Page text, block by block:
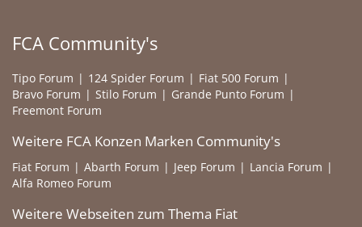
FCA Community's
Tipo Forum 124 Spider Forum
Fiat 500 Forum
Bravo Forum
Stilo Forum
Grande Punto Forum
Freemont Forum
Weitere FCA Konzen Marken Community's
Fiat Forum Abarth Forum Jeep Forum
Lancia Forum
Alfa Romeo Forum
Weitere Webseiten zum Thema Fiat